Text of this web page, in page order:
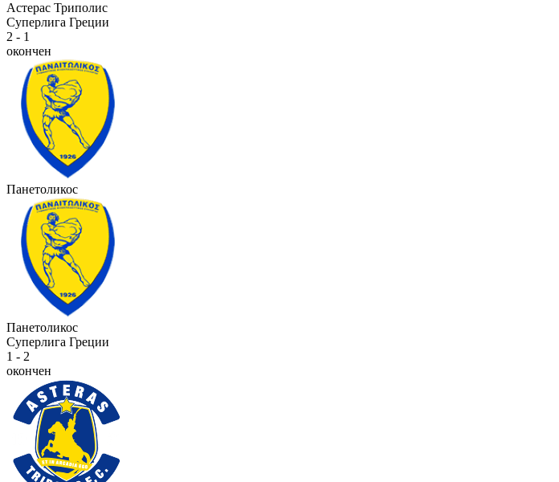
Астерас Триполис
Суперлига Греции
2 - 1
окончен
Панетоликос
Панетоликос
Суперлига Греции
1 - 2
окончен